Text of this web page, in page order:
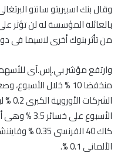
وقال بنك اسبيريتو سانتو
بالعائلة المؤسسة له لن تؤثر
من تأثر بنوك أخرى لاسيما فى
الأسبوع
الألمانى 0.1 %.